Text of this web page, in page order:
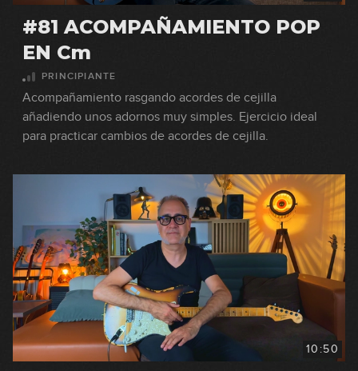
#81 ACOMPAÑAMIENTO POP
EN Cm
PRINCIPIANTE
Acompañamiento rasgando acordes de cejilla
añadiendo unos adornos muy simples. Ejercicio ideal
para practicar cambios de acordes de cejilla.
10:50